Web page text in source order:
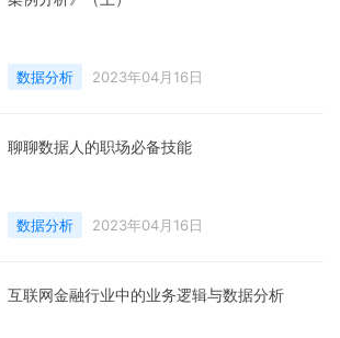
数据分析 2023年04月16日
聊聊数据人的职场必备技能
数据分析 2023年04月16日
互联网金融行业中的业务逻辑与数据分析